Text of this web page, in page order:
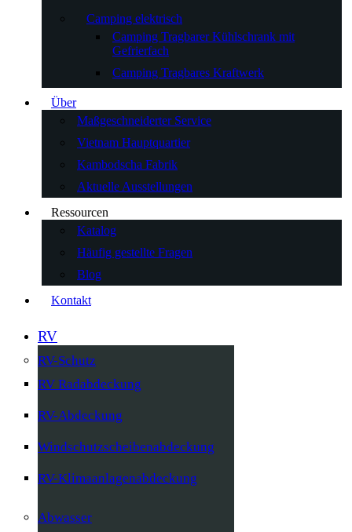
Camping elektrisch
Camping Tragbarer Kühlschrank mit
Gefrierfach
Camping Tragbares Kraftwerk
Über
Maßgeschneiderter Service
Vietnam Hauptquartier
Kambodscha Fabrik
Aktuelle Ausstellungen
Ressourcen
Katalog
Häufig gestellte Fragen
Blog
Kontakt
RV
RV-Schutz
RV Radabdeckung
RV-Abdeckung
Windschutzscheibenabdeckung
RV-Klimaanlagenabdeckung
Abwasser